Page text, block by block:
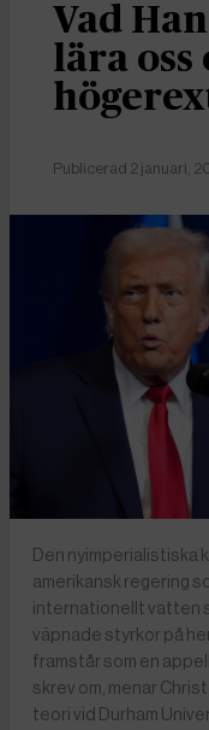
Vad
lära oss
Publicerad 2 januari,
Den
amerikansk regering
internationellt vatten
väpnade styrkor på
framstår som en
skrev om, menar
teori vid Durham